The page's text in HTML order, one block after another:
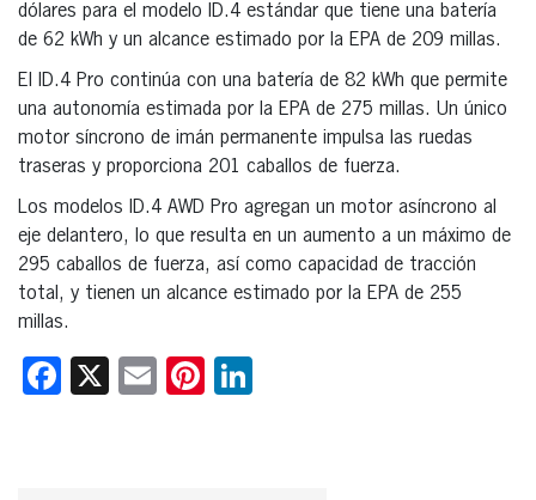
dólares para el modelo ID.4 estándar que tiene una batería
de 62 kWh y un alcance estimado por la EPA de 209 millas.
El ID.4 Pro continúa con una batería de 82 kWh que permite
una autonomía estimada por la EPA de 275 millas. Un único
motor síncrono de imán permanente impulsa las ruedas
traseras y proporciona 201 caballos de fuerza.
Los modelos ID.4 AWD Pro agregan un motor asíncrono al
eje delantero, lo que resulta en un aumento a un máximo de
295 caballos de fuerza, así como capacidad de tracción
total, y tienen un alcance estimado por la EPA de 255
millas.
Facebook
X EmailPinterest